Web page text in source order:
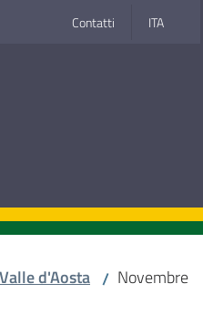
Contatti ITA
d'Aosta / Novembre